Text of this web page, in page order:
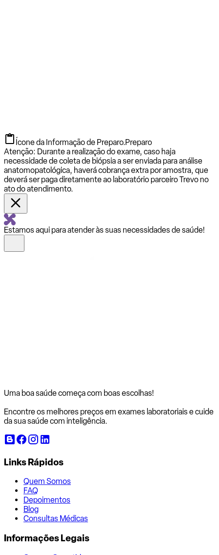
Ícone da Informação de Preparo.Preparo
Atenção: Durante a realização do exame, caso haja
necessidade de coleta de biópsia a ser enviada para análise
anatomopatológica, haverá cobrança extra por amostra, que
deverá ser paga diretamente ao laboratório parceiro Trevo no
ato do atendimento.
Estamos aqui para atender às suas necessidades de saúde!
Uma boa saúde começa com boas escolhas!
Encontre os melhores preços em exames laboratoriais e cuide
da sua saúde com inteligência.
Links Rápidos
Quem Somos
FAQ
Depoimentos
Blog
Consultas Médicas
Informações Legais